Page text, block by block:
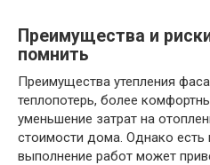
Преимущества и
помнить
Преимущества утепления
теплопотерь, более
уменьшение затрат на
стоимости дома. Однако есть
выполнение работ может